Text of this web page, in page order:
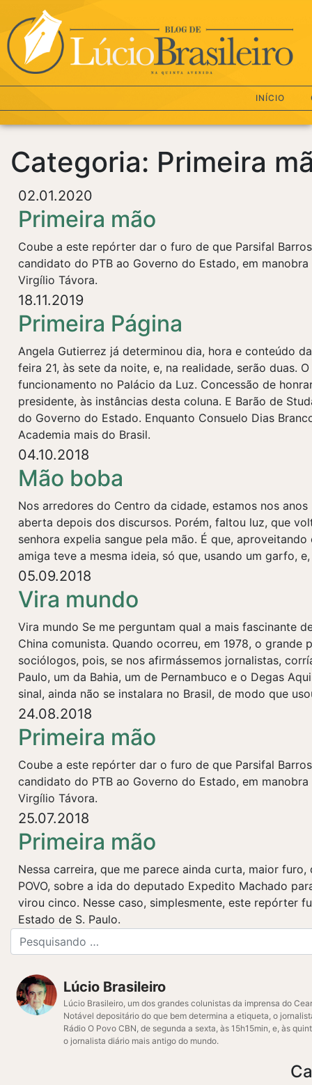
INÍCIO
Categoria: Primeira
02.01.2020
Primeira mão
Coube a este repórter dar o furo de que Parsifal
candidato do PTB ao Governo do Estado, em
Virgílio Távora.
18.11.2019
Primeira Página
Angela Gutierrez já determinou dia, hora e conteúdo
feira 21, às sete da noite, e, na realidade, serão duas.
funcionamento no Palácio da Luz. Concessão de
presidente, às instâncias desta coluna. E Barão de
do Governo do Estado. Enquanto Consuelo Dias
Academia mais do Brasil.
04.10.2018
Mão boba
Nos arredores do Centro da cidade, estamos nos
aberta depois dos discursos. Porém, faltou luz, que
senhora expelia sangue pela mão. É que,
amiga teve a mesma ideia, só que, usando um garfo,
05.09.2018
Vira mundo
Vira mundo Se me perguntam qual a mais fascinante
China comunista. Quando ocorreu, em 1978, o
sociólogos, pois, se nos afirmássemos jornalistas,
Paulo, um da Bahia, um de Pernambuco e o Degas
sinal, ainda não se instalara no Brasil, de modo que
24.08.2018
Primeira mão
Coube a este repórter dar o furo de que Parsifal
candidato do PTB ao Governo do Estado, em
Virgílio Távora.
25.07.2018
Primeira mão
Nessa carreira, que me parece ainda curta, maior
POVO, sobre a ida do deputado Expedito Machado
virou cinco. Nesse caso, simplesmente, este repórter
Estado de S. Paulo.
Lúcio Brasileiro
Lúcio Brasileiro, um dos grandes colunistas da imprensa do
Notável depositário do que bem determina a etiqueta, o
Rádio O Povo CBN, de segunda a sexta, às 15h15min, e, às
o jornalista diário mais antigo do mundo.